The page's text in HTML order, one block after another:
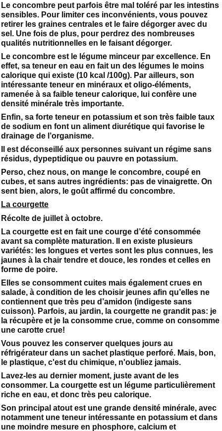
Le concombre peut parfois être mal toléré par les intestins
sensibles. Pour limiter ces inconvénients, vous pouvez
retirer les graines centrales et le faire dégorger avec du
sel. Une fois de plus, pour perdrez des nombreuses
qualités nutritionnelles en le faisant dégorger.
Le concombre est le légume minceur par excellence. En
effet, sa teneur en eau en fait un des légumes le moins
calorique qui existe (10 kcal /100g). Par ailleurs, son
intéressante teneur en minéraux et oligo-éléments,
ramenée à sa faible teneur calorique, lui confère une
densité minérale très importante.
Enfin, sa forte teneur en potassium et son très faible taux
de sodium en font un aliment diurétique qui favorise le
drainage de l’organisme.
Il est déconseillé aux personnes suivant un régime sans
résidus, dypeptidique ou pauvre en potassium.
Perso, chez nous, on mange le concombre, coupé en
cubes, et sans autres ingrédients: pas de vinaigrette. On
sent bien, alors, le goût affirmé du concombre.
La courgette
Récolte de juillet à octobre.
La courgette est en fait une courge d’été consommée
avant sa complète maturation. Il en existe plusieurs
variétés: les longues et vertes sont les plus connues, les
jaunes à la chair tendre et douce, les rondes et celles en
forme de poire.
Elles se consomment cuites mais également crues en
salade, à condition de les choisir jeunes afin qu’elles ne
contiennent que très peu d’amidon (indigeste sans
cuisson). Parfois, au jardin, la courgette ne grandit pas: je
la récupère et je la consomme crue, comme on consomme
une carotte crue!
Vous pouvez les conserver quelques jours au
réfrigérateur dans un sachet plastique perforé. Mais, bon,
le plastique, c'est du chimique, n'oubliez jamais.
Lavez-les au dernier moment, juste avant de les
consommer. La courgette est un légume particulièrement
riche en eau, et donc très peu calorique.
Son principal atout est une grande densité minérale, avec
notamment une teneur intéressante en potassium et dans
une moindre mesure en phosphore, calcium et